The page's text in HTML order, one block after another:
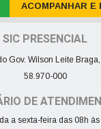
ACOMPANHAR E
SIC PRESENCIAL
Gov. Wilson Leite
58.970-000
DE
a sexta-feira das 08h às